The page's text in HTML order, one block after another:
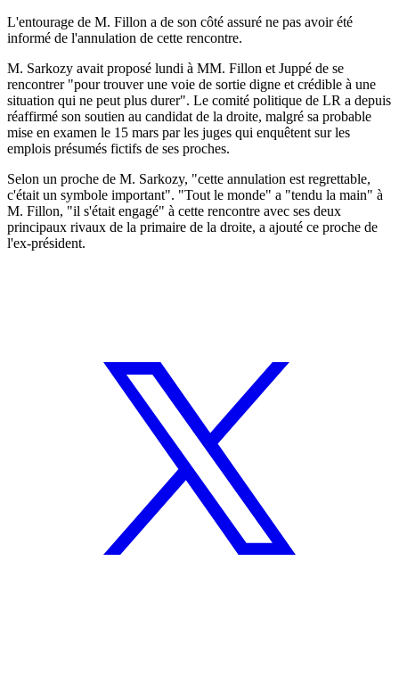
L'entourage de M. Fillon a de son côté assuré ne pas avoir été
informé de l'annulation de cette rencontre.
M. Sarkozy avait proposé lundi à MM. Fillon et Juppé de se
rencontrer "pour trouver une voie de sortie digne et crédible à une
situation qui ne peut plus durer". Le comité politique de LR a depuis
réaffirmé son soutien au candidat de la droite, malgré sa probable
mise en examen le 15 mars par les juges qui enquêtent sur les
emplois présumés fictifs de ses proches.
Selon un proche de M. Sarkozy, "cette annulation est regrettable,
c'était un symbole important". "Tout le monde" a "tendu la main" à
M. Fillon, "il s'était engagé" à cette rencontre avec ses deux
principaux rivaux de la primaire de la droite, a ajouté ce proche de
l'ex-président.